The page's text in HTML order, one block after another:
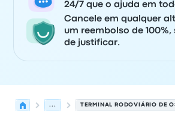
24/7 que o ajuda em
Cancele em qualquer
um reembolso de
de justificar.
... TERMINAL RODOVIÁRIO DE